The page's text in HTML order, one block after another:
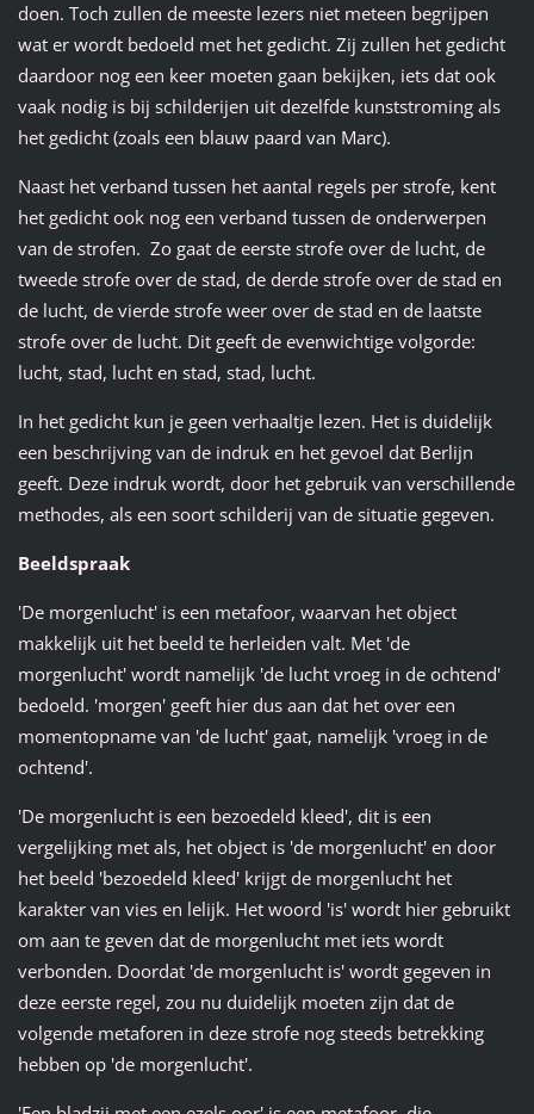
doen. Toch zullen de meeste lezers niet meteen begrijpen
wat er wordt bedoeld met het gedicht. Zij zullen het gedicht
daardoor nog een keer moeten gaan bekijken, iets dat ook
vaak nodig is bij schilderijen uit dezelfde kunststroming als
het gedicht (zoals een blauw paard van Marc).
Naast het verband tussen het aantal regels per strofe, kent
het gedicht ook nog een verband tussen de onderwerpen
van de strofen. Zo gaat de eerste strofe over de lucht, de
tweede strofe over de stad, de derde strofe over de stad en
de lucht, de vierde strofe weer over de stad en de laatste
strofe over de lucht. Dit geeft de evenwichtige volgorde:
lucht, stad, lucht en stad, stad, lucht.
In het gedicht kun je geen verhaaltje lezen. Het is duidelijk
een beschrijving van de indruk en het gevoel dat Berlijn
geeft. Deze indruk wordt, door het gebruik van verschillende
methodes, als een soort schilderij van de situatie gegeven.
Beeldspraak
'De morgenlucht' is een metafoor, waarvan het object
makkelijk uit het beeld te herleiden valt. Met 'de
morgenlucht' wordt namelijk 'de lucht vroeg in de ochtend'
bedoeld. 'morgen' geeft hier dus aan dat het over een
momentopname van 'de lucht' gaat, namelijk 'vroeg in de
ochtend'.
'De morgenlucht is een bezoedeld kleed', dit is een
vergelijking met als, het object is 'de morgenlucht' en door
het beeld 'bezoedeld kleed' krijgt de morgenlucht het
karakter van vies en lelijk. Het woord 'is' wordt hier gebruikt
om aan te geven dat de morgenlucht met iets wordt
verbonden. Doordat 'de morgenlucht is' wordt gegeven in
deze eerste regel, zou nu duidelijk moeten zijn dat de
volgende metaforen in deze strofe nog steeds betrekking
hebben op 'de morgenlucht'.